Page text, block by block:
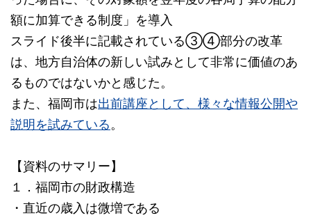
額に加算できる制度」を導入
スライド後半に記載されている③④部分の改革
は、地方自治体の新しい試みとして非常に価値のあ
るものではないかと感じた。
また、福岡市は出前講座として、様々な情報公開や
説明を試みている。
【資料のサマリー】
１．福岡市の財政構造
・直近の歳入は微増である